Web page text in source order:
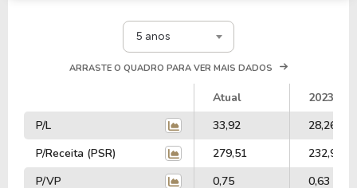
5 anos
ARRASTE O QUADRO PARA VER MAIS DADOS
Atual
2023
P/L
33,92
28,26
P/Receita (PSR)
279,51
232,93
P/VP
0,75
0,63